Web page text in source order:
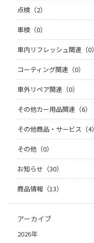
点検（2）
車検（0）
車内リフレッシュ関連（0）
コーティング関連（0）
車外リペア関連（0）
その他カー用品関連（6）
その他商品・サービス（4）
その他（0）
お知らせ（30）
商品情報（13）
アーカイブ
2026年